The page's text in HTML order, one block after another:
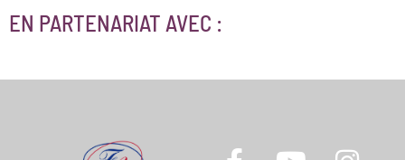
EN PARTENARIAT AVEC :